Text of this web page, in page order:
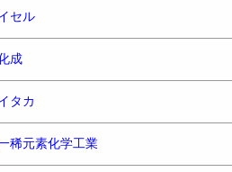
セル
成
タカ
稀元素化学工業